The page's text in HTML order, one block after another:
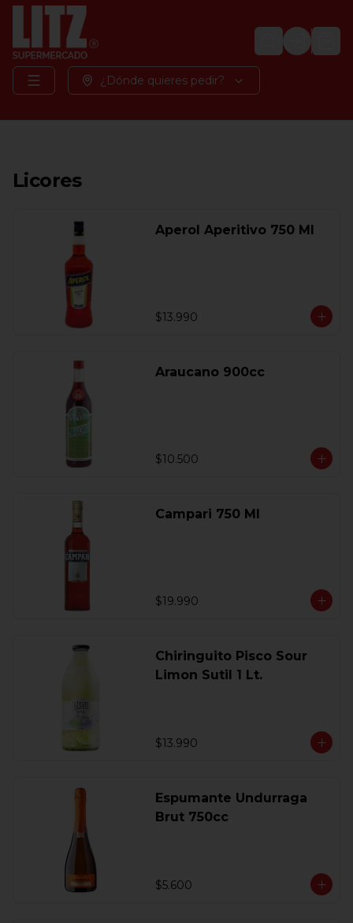
Login
¿Dónde quieres pedir?
Licores
Aperol Aperitivo 750 Ml
$13.990
Araucano 900cc
$10.500
Campari 750 Ml
$19.990
Chiringuito Pisco Sour
Limon Sutil 1 Lt.
$13.990
Espumante Undurraga
Brut 750cc
$5.600